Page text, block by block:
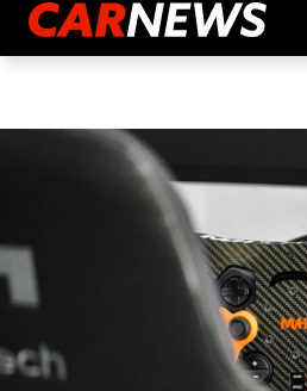
About Carnews